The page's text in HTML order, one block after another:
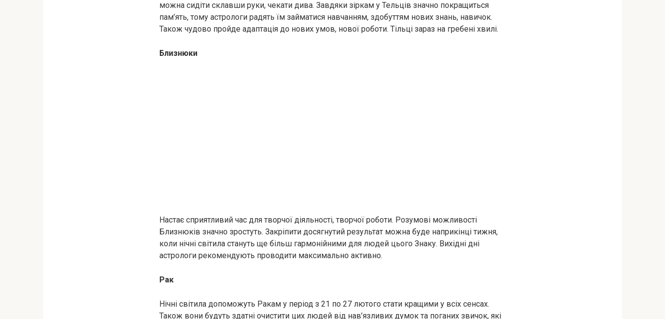
можна сидіти склавши руки, чекати дива. Завдяки зіркам у Тельців значно покращиться
пам’ять, тому астрологи радять їм займатися навчанням, здобуттям нових знань, навичок.
Також чудово пройде адаптація до нових умов, нової роботи. Тільці зараз на гребені хвилі.
Близнюки
Настає сприятливий час для творчої діяльності, творчої роботи. Розумові можливості
Близнюків значно зростуть. Закріпити досягнутий результат можна буде наприкінці тижня,
коли нічні світила стануть ще більш гармонійними для людей цього Знаку. Вихідні дні
астрологи рекомендують проводити максимально активно.
Рак
Нічні світила допоможуть Ракам у період з 21 по 27 лютого стати кращими у всіх сенсах.
Також вони будуть здатні очистити цих людей від нав’язливих думок та поганих звичок, які